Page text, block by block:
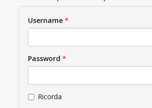
Username
Password
Ricorda